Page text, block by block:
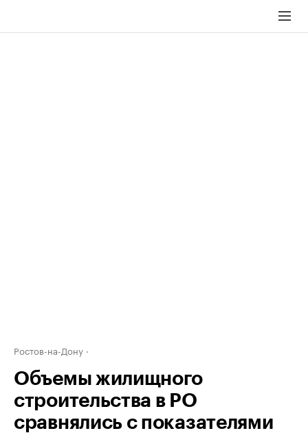
Ростов-на-Дону
Объемы жилищного
строительства в РО
сравнялись с показателями